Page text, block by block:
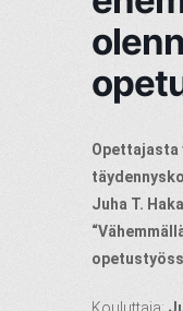
Opettajasta
Juha T.